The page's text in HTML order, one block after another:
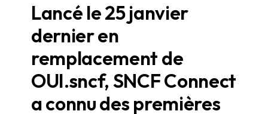
Lancé le 25 janvier
dernier en
remplacement de
OUI.sncf, SNCF Connect
a connu des premières